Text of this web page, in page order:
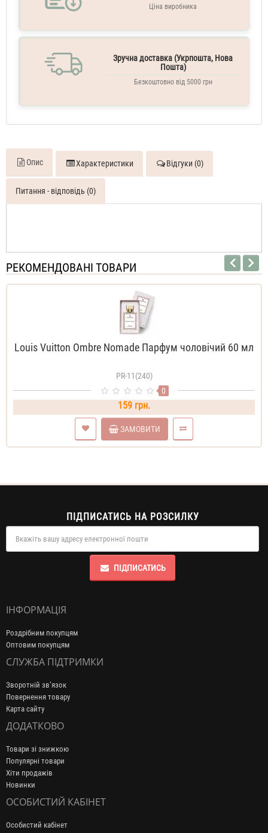
Ціна виробника
Зручна доставка (Укрпошта, Нова
Пошта)
Безкоштовно від 5000 грн
Опис Характеристики Відгуки (0)
Питання - відповідь (0)
РЕКОМЕНДОВАНІ ТОВАРИ
Louis Vuitton Ombre Nomade Парфум чоловічий 60 мл
PR-11(240)
0
159 грн.
ЗАМОВИТИ
ПІДПИСАТИСЬ НА РОЗСИЛКУ
ПІДПИСАТИСЬ
ІНФОРМАЦІЯ
Роздрібним покупцям
Оптовим покупцям
СЛУЖБА ПІДТРИМКИ
Зворотній зв’язок
Повернення товару
Карта сайту
ДОДАТКОВО
Товари зі знижкою
Популярні товари
Хіти продажів
Новинки
ОСОБИСТИЙ КАБІНЕТ
Особистий кабінет